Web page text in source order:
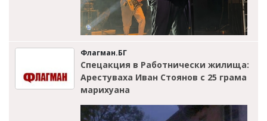
Флагман.БГ
Спецакция в Работнически жилища:
Арестуваха Иван Стоянов с 25 грама
марихуана